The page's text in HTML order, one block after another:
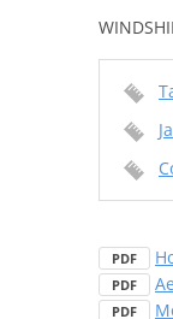
PDF
PDF
PDF